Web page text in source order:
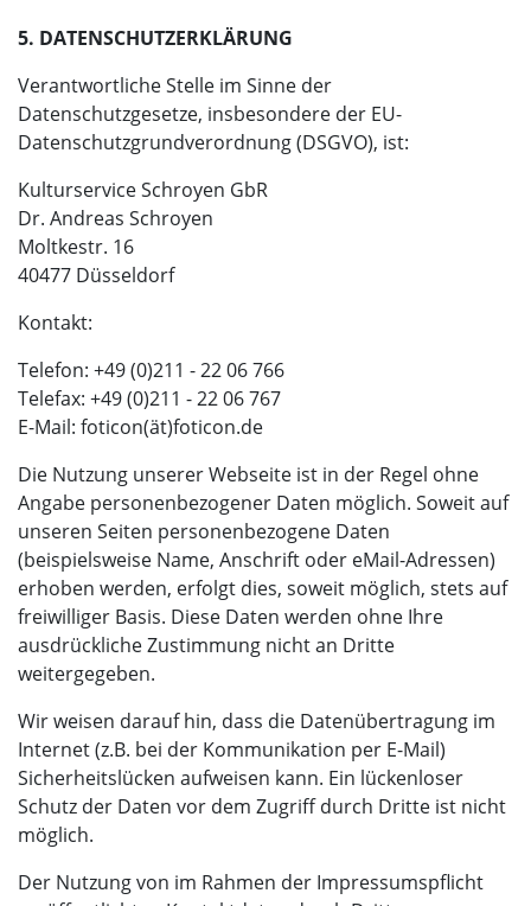
5. DATENSCHUTZERKLÄRUNG
Verantwortliche Stelle im Sinne der
Datenschutzgesetze, insbesondere der EU-
Datenschutzgrundverordnung (DSGVO), ist:
Kulturservice Schroyen GbR
Dr. Andreas Schroyen
Moltkestr. 16
40477 Düsseldorf
Kontakt:
Telefon: +49 (0)211 - 22 06 766
Telefax: +49 (0)211 - 22 06 767
E-Mail: foticon(ät)foticon.de
Die Nutzung unserer Webseite ist in der Regel ohne
Angabe personenbezogener Daten möglich. Soweit auf
unseren Seiten personenbezogene Daten
(beispielsweise Name, Anschrift oder eMail-Adressen)
erhoben werden, erfolgt dies, soweit möglich, stets auf
freiwilliger Basis. Diese Daten werden ohne Ihre
ausdrückliche Zustimmung nicht an Dritte
weitergegeben.
Wir weisen darauf hin, dass die Datenübertragung im
Internet (z.B. bei der Kommunikation per E-Mail)
Sicherheitslücken aufweisen kann. Ein lückenloser
Schutz der Daten vor dem Zugriff durch Dritte ist nicht
möglich.
Der Nutzung von im Rahmen der Impressumspflicht